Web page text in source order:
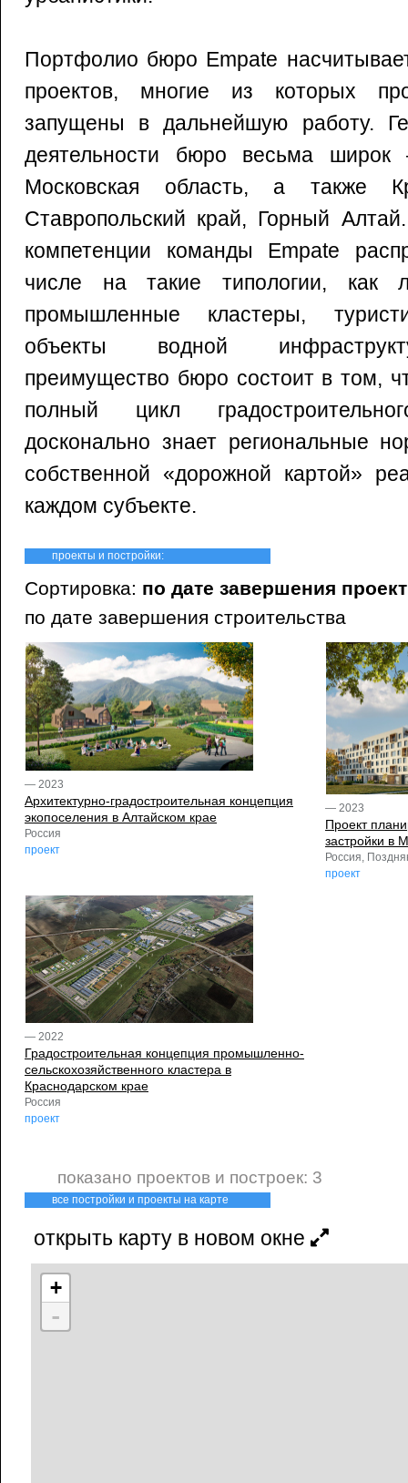
Портфолио бюро Empate
проектов, многие из которых
запущены в дальнейшую работу.
деятельности бюро весьма
Московская область, а также
Ставропольский край, Горный
компетенции команды Empate
числе на такие типологии, как
промышленные кластеры,
объекты водной
преимущество бюро состоит в том,
полный цикл
досконально знает региональные
собственной «дорожной картой»
каждом субъекте.
проекты и постройки:
Сортировка: по дате завершения
по дате завершения строительства
— 2023
Архитектурно-градостроительная концепция
экопоселения в Алтайском крае
Россия
проект
— 2023
Проект
застройки в
Россия,
проект
— 2022
Градостроительная концепция промышленно-
сельскохозяйственного кластера в
Краснодарском крае
Россия
проект
показано проектов и построек: 3
все постройки и проекты на карте
открыть карту в новом окне
+
-